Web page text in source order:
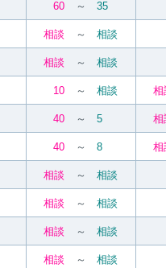
60 ～ 35
相談 ～ 相談
相談 ～ 相談
10 ～ 相談 相
40 ～ 5 相
40 ～ 8 相
相談 ～ 相談
相談 ～ 相談
相談 ～ 相談
相談 ～ 相談